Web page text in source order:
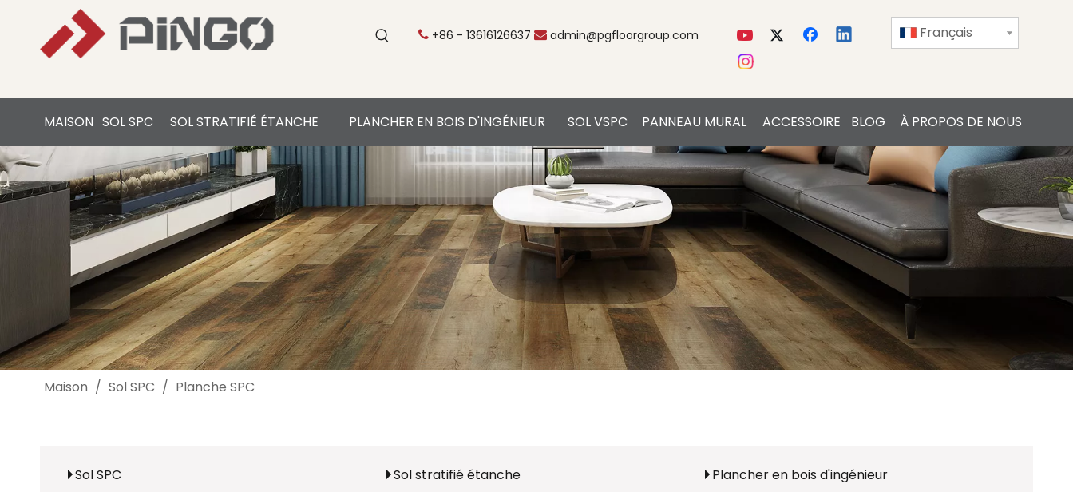
 +86 - 13616126637  admin@pgfloorgroup.com Français
MAISON SOL SPC SOL STRATIFIÉ ÉTANCHE PLANCHER EN BOIS D'INGÉNIEUR SOL VSPC PANNEAU MURAL ACCESSOIRE BLOG À PROPOS DE NOUS
Maison / Sol SPC / Planche SPC
Sol SPC Sol stratifié étanche
Plancher en bois d'ingénieur